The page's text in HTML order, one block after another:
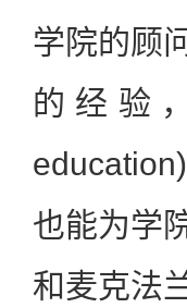
学院的顾
的经验
也能为学
和麦克法